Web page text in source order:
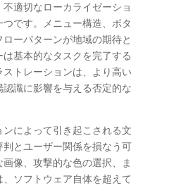
適切なローカライゼーショ
です。メニュー構造、ボタ
ーパターンが地域の期待と
基本的なタスクを完了する
トレーションは、より高い
識に影響を与える否定的な
によって引き起こされる文
とユーザー関係を損なう可
像、攻撃的な色の選択、ま
ソフトウェア自体を超えて